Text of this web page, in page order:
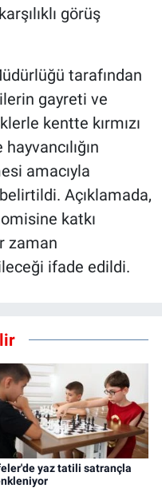
görüş
tarafından
gayreti ve
kentte kırmızı
amacıyla
Açıklamada,
katkı
zaman
ifade edildi.
yaz tatili satrançla